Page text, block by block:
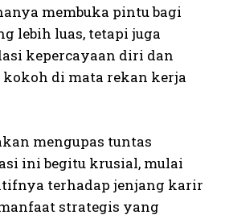
membuka pintu bagi
lebih luas, tetapi juga
kepercayaan diri dan
di mata rekan kerja
mengupas tuntas
ini begitu krusial, mulai
terhadap jenjang karir
strategis yang